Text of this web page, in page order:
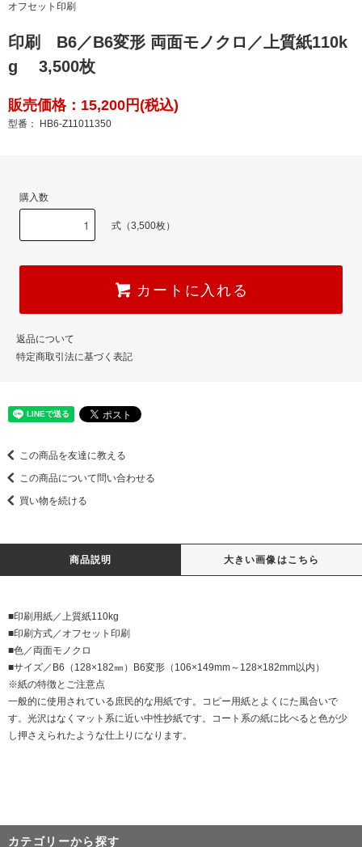
オフセット印刷
印刷 B6／B6変形 両面モノクロ／上質紙110k
g 3,500枚
販売価格：15,200円(税込)
型番： HB6-Z11011350
購入数
式（3,500枚）
カートに入れる
返品について
特定商取引法に基づく表記
この商品を友達に教える
この商品について問い合わせる
買い物を続ける
商品説明 大きい画像はこちら
■印刷用紙／上質紙110kg
■印刷方式／オフセット印刷
■色／両面モノクロ
■サイズ／B6（128×182㎜）B6変形（106×149mm～128×182mm以内）
※紙の特徴とご注意点
一般的に使用されている庶民的な用紙です。コピー用紙とよくにた風合いで
す。光沢はなくマット系に近い中性抄紙です。コート系の紙に比べると色が少
し押さえられたような仕上りになります。
カテゴリーから探す